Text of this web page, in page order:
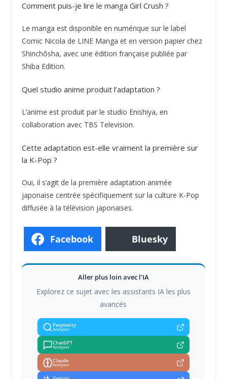
Comment puis-je lire le manga Girl Crush ?
Le manga est disponible en numérique sur le label
Comic Nicola de LINE Manga et en version papier chez
Shinchôsha, avec une édition française publiée par
Shiba Edition.
Quel studio anime produit l’adaptation ?
L’anime est produit par le studio Enishiya, en
collaboration avec TBS Television.
Cette adaptation est-elle vraiment la première sur
la K-Pop ?
Oui, il s’agit de la première adaptation animée
japonaise centrée spécifiquement sur la culture K-Pop
diffusée à la télévision japonaises.
Facebook Bluesky
Aller plus loin avec l'IA
Explorez ce sujet avec les assistants IA les plus
avancés
Perplexity
Analyser
ChatGPT
Analyser
Claude
Analyser